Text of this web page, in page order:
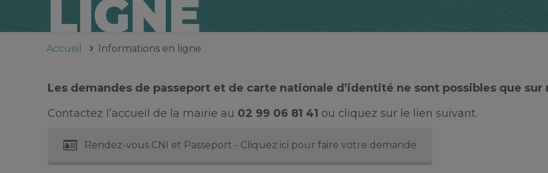
LIGNE
Accueil Informations en ligne
Les demandes de passeport et de carte nationale d’identité ne sont possibles que
Contactez l’accueil de la mairie au 02 99 06 81 41 ou cliquez sur le lien suivant.
Rendez-vous CNI et Passeport - Cliquez ici pour faire votre demande